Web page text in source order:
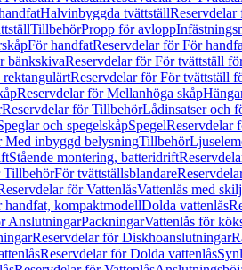
Halvinbyggda tvättställ
TillbehörPropp för avlopp
För handfatReservdelar för För
bänkskivaReservdelar för För tvättställ
Reservdelar för För tvättställ
Reservdelar för Mellanhöga skåp
Reservdelar för TillbehörLådinsatser och
och spegelskåpSpegelReservdelar
Med inbyggd belysningTillbehör
Stående montering, batteridrift
TillbehörFör tvättställsblandare
för VattenlåsVattenlås med
handfat, kompaktmodellDolda vattenlås
AnslutningarPackningarVattenlås för
Reservdelar för Diskhoanslutningar
Reservdelar för Dolda vattenlås